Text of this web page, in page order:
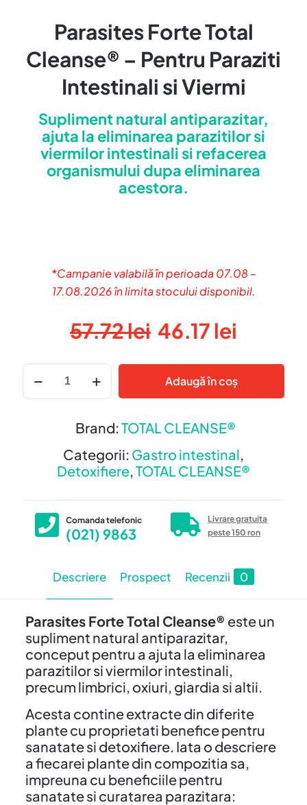
Parasites Forte Total
Cleanse® – Pentru Paraziti
Intestinali si Viermi
Supliment natural antiparazitar,
ajuta la eliminarea parazitilor si
viermilor intestinali si refacerea
organismului dupa eliminarea
acestora.
*Campanie valabilă în perioada 07.08 –
17.08.2026 în limita stocului disponibil.
57.72lei Prețul
a
fost:
46.17lei
este:
46.17
Cantitate
Parasites
Forte
Cleanse®
Pentru
Intestinali
Viermi
Adaugă în coș
Categorii: Gastro intestinal,
Detoxifiere, TOTAL CLEANSE®
Brand:TOTAL CLEANSE®
Comanda telefonic
(021) 9863
Livrare gratuita
peste 150 ron
Descriere Prospect Recenzii 0
Parasites Forte Total Cleanse® este un
supliment natural antiparazitar,
conceput pentru a ajuta la eliminarea
parazitilor si viermilor intestinali,
precum limbrici, oxiuri, giardia si altii.
Acesta contine extracte din diferite
plante cu proprietati benefice pentru
sanatate si detoxifiere. Iata o descriere
a fiecarei plante din compozitia sa,
impreuna cu beneficiile pentru
sanatate si curatarea parazitara: